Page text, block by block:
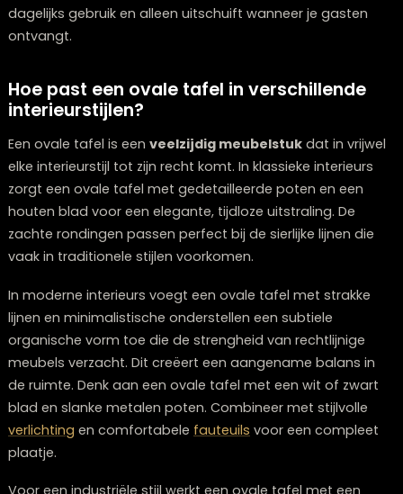
volgen:
Overweeg een tafel met een centraal onderstel in
van hoekpoten voor meer beenruimte
Combineer met armloze stoelen die je onder de tafel
schuiven wanneer ze niet in gebruik zijn
Een ovale uitschuifbare tafel kan extra praktisch zijn
kleine ruimtes, omdat je hem compact kunt houden
dagelijks gebruik en alleen uitschuift wanneer je
ontvangt.
Hoe past een ovale tafel in
interieurstijlen?
veelzijdig meubelstuk
elke interieurstijl tot zijn recht komt. In klassieke
zorgt een ovale tafel met gedetailleerde poten en een
houten blad voor een elegante, tijdloze uitstraling. De